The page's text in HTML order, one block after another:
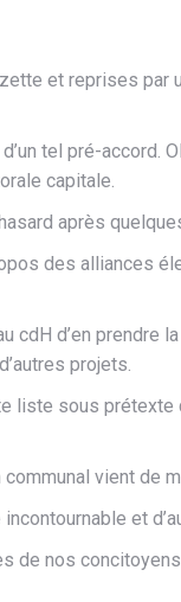
et reprises
tel pré-
capitale.
après
des alliances
d’en prendre
projets.
sous
vient de
et
nos